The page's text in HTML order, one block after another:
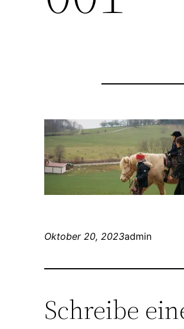
Oktober 20, 2023admin
Schreibe